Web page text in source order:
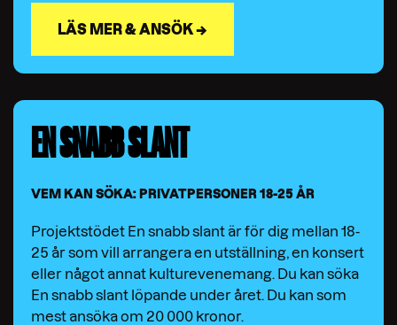
LÄS MER & ANSÖK →
EN SNABB SLANT
VEM KAN SÖKA: PRIVATPERSONER 18-25 ÅR
Projektstödet En snabb slant är för dig mellan 18-
25 år som vill arrangera en utställning, en konsert
eller något annat kulturevenemang. Du kan söka
En snabb slant löpande under året. Du kan som
mest ansöka om 20 000 kronor.